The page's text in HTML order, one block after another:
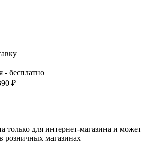
- бесплатно
₽
только для интернет-магазина и может
розничных магазинах